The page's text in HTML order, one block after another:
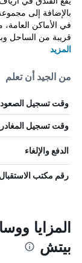
بالإضافة إلى
في الأماكن
قريبة من الساحل
المزيد
من الجيد أن تعلم
وقت تسجيل الصعود
وقت تسجيل
الدفع والإلغاء
رقم مكتب الاستقبال
المزايا
بيتش